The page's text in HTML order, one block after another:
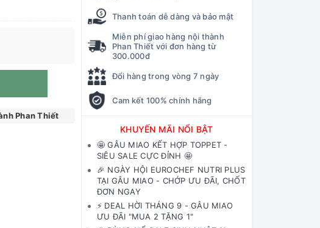
Phan Thiết
Thanh toán dễ dàng và bảo mật
Miễn phí giao hàng nội thành
Phan Thiết với đơn hàng từ
300.000đ
Đổi hàng trong vòng 7 ngày
Cam kết 100% chính hãng
KHUYẾN MÃI NỔI BẬT
🤩 GÂU MIAO KẾT HỢP TOPPET -
SIÊU SALE CỰC ĐỈNH 🤩
🎉 NGÀY HỘI EUROCHEF NUTRI PLUS
TẠI GÂU MIAO - CHỚP ƯU ĐÃI, CHỐT
ĐƠN NGAY
⚡️ DEAL HỜI THÁNG 9 - GÂU MIAO
ƯU ĐÃI "MUA 2 TẶNG 1"